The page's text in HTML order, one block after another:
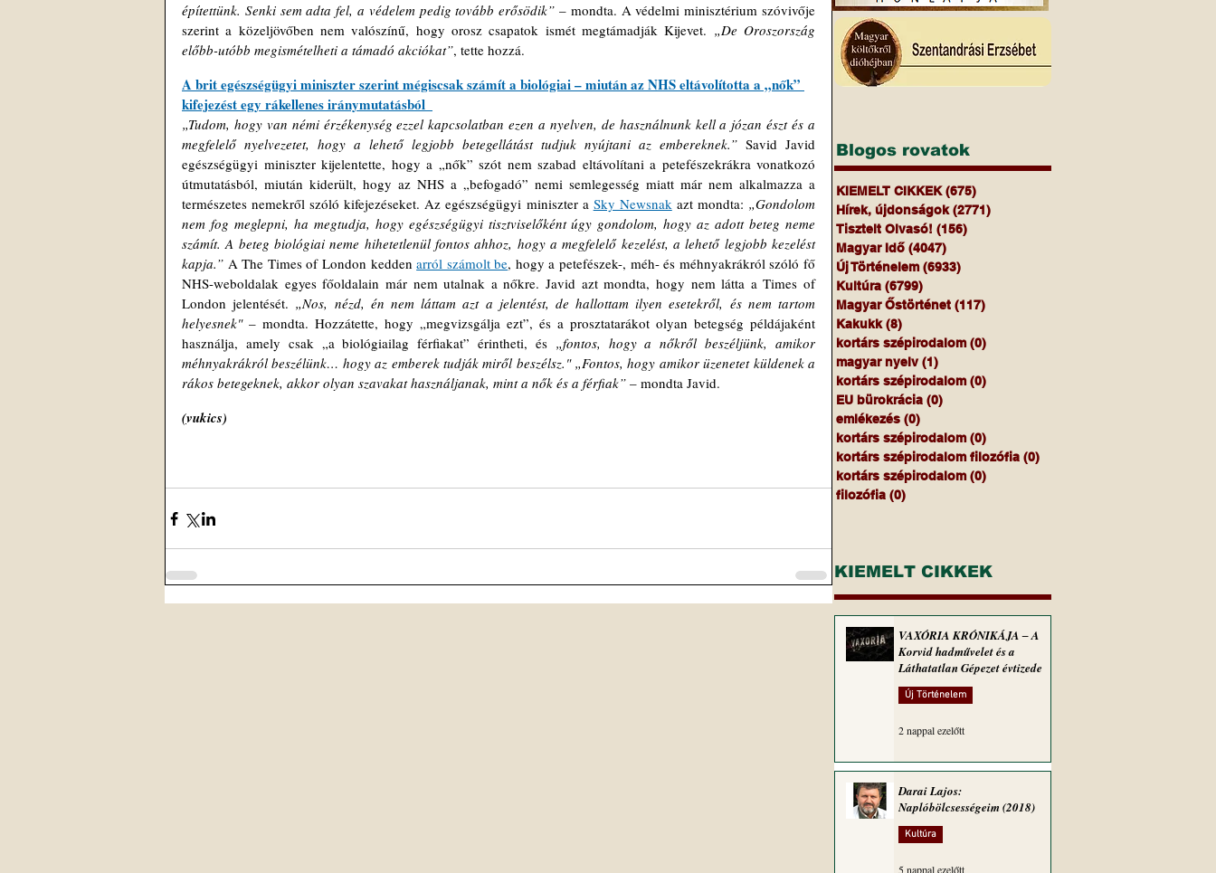
építettünk. Senki sem adta fel, a védelem pedig tovább erősödik” – mondta. A védelmi minisztérium szóvivője
szerint a közeljövőben nem valószínű, hogy orosz csapatok ismét megtámadják Kijevet. „De Oroszország
előbb-utóbb megismételheti a támadó akciókat”, tette hozzá.
A brit egészségügyi miniszter szerint mégiscsak számít a biológiai – miután az NHS eltávolította a „nők”
kifejezést egy rákellenes iránymutatásból
„Tudom, hogy van némi érzékenység ezzel kapcsolatban ezen a nyelven, de használnunk kell a józan észt és a
megfelelő nyelvezetet, hogy a lehető legjobb betegellátást tudjuk nyújtani az embereknek.” Savid Javid
egészségügyi miniszter kijelentette, hogy a „nők” szót nem szabad eltávolítani a petefészekrákra vonatkozó
útmutatásból, miután kiderült, hogy az NHS a „befogadó” nemi semlegesség miatt már nem alkalmazza a
természetes nemekről szóló kifejezéseket. Az egészségügyi miniszter a Sky Newsnak azt mondta: „Gondolom
nem fog meglepni, ha megtudja, hogy egészségügyi tisztviselőként úgy gondolom, hogy az adott beteg neme
számít. A beteg biológiai neme hihetetlenül fontos ahhoz, hogy a megfelelő kezelést, a lehető legjobb kezelést
kapja.” A The Times of London kedden arról számolt be, hogy a petefészek-, méh- és méhnyakrákról szóló fő
NHS-weboldalak egyes főoldalain már nem utalnak a nőkre. Javid azt mondta, hogy nem látta a Times of
London jelentését. „Nos, nézd, én nem láttam azt a jelentést, de hallottam ilyen esetekről, és nem tartom
helyesnek" – mondta. Hozzátette, hogy „megvizsgálja ezt”, és a prosztatarákot olyan betegség példájaként
használja, amely csak „a biológiailag férfiakat” érintheti, és „fontos, hogy a nőkről beszéljünk, amikor
méhnyakrákról beszélünk… hogy az emberek tudják miről beszélsz." „Fontos, hogy amikor üzenetet küldenek a
rákos betegeknek, akkor olyan szavakat használjanak, mint a nők és a férfiak” – mondta Javid.
(vukics)
Blogos rovatok
KIEMELT CIKKEK (675)
Hírek, újdonságok (2771)
Tisztelt Olvasó! (156)
Magyar Idő (4047)
Új Történelem (6933)
Kultúra (6799)
Magyar Őstörténet (117)
Kakukk (8)
kortárs szépirodalom (0)
magyar nyelv (1)
kortárs szépirodalom (0)
EU bürokrácia (0)
emlékezés (0)
kortárs szépirodalom (0)
kortárs szépirodalom filozófia (0)
kortárs szépirodalom (0)
filozófia (0)
KIEMELT CIKKEK
VAXÓRIA KRÓNIKÁJA ‒ A
Korvid hadművelet és a
Láthatatlan Gépezet évtizede
Új Történelem
2 nappal ezelőtt
Darai Lajos:
Naplóbölcsességeim (2018)
Kultúra
5 nappal ezelőtt